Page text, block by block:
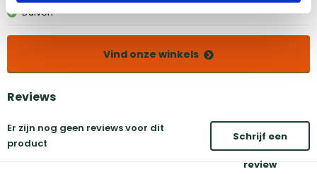
Duiven
Vind onze winkels
Reviews
Er zijn nog geen reviews voor dit
product
Schrijf een
review